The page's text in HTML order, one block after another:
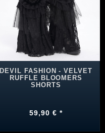
DEVIL FASHION - VELVET
RUFFLE BLOOMERS
SHORTS
59,90 € *